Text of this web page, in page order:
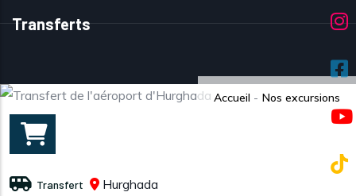
Transferts
Accueil - Nos excursions
Transfert Hurghada